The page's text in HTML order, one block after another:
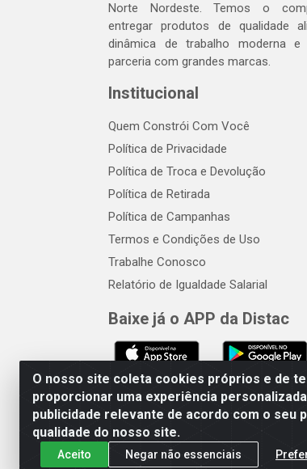
O nosso site coleta cookies próprios e de
proporcionar uma experiência
publicidade relevante de acordo com o seu
qualidade do nosso site.
Aceito Negar não essenciais
Norte Nordeste. Temos o
entregar produtos de qualidade
dinâmica de trabalho moderna
parceria com grandes marcas.
Institucional
Quem Constrói Com Você
Política de Privacidade
Política de Troca e Devolução
Política de Retirada
Política de Campanhas
Termos e Condições de Uso
Trabalhe Conosco
Relatório de Igualdade Salarial
Baixe já o APP da Distac
Distac Distribuidora